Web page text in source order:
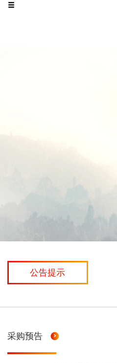
公告提示
采购预告